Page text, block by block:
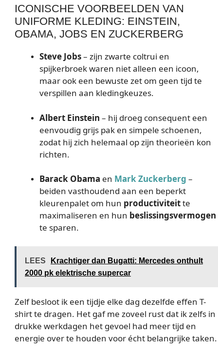
ICONISCHE VOORBEELDEN VAN
UNIFORME KLEDING: EINSTEIN,
OBAMA, JOBS EN ZUCKERBERG
Steve Jobs– zijn zwarte coltrui en
spijkerbroek waren niet alleen een icoon,
maar ook een bewuste zet om geen tijd te
verspillen aan kledingkeuzes.
Albert Einstein – hij droeg consequent een
eenvoudig grijs pak en simpele schoenen,
zodat hij zich helemaal op zijn theorieën kon
richten.
Barack Obama en Mark Zuckerberg –
beiden vasthoudend aan een beperkt
kleurenpalet om hun productiviteitte
maximaliseren en hun beslissingsvermogen
te sparen.
LEES
Krachtiger dan Bugatti: Mercedes onthult
2000 pk elektrische supercar
Zelf besloot ik een tijdje elke dag dezelfde effen T-
shirt te dragen. Het gaf me zoveel rust dat ik zelfs in
drukke werkdagen het gevoel had meer tijd en
energie over te houden voor écht belangrijke taken.